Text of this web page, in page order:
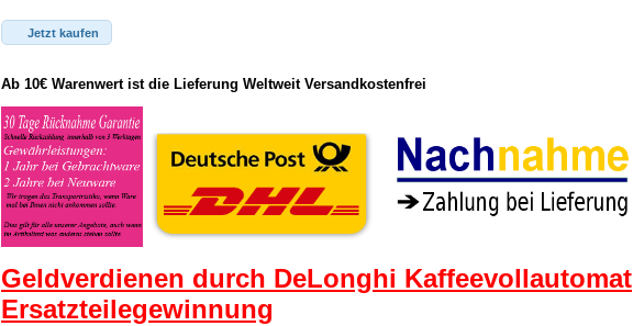
Jetzt kaufen
Ab 10€ Warenwert ist die Lieferung Weltweit Versandkostenfrei
Geldverdienen durch DeLonghi Kaffeevollautomat
Ersatzteilegewinnung